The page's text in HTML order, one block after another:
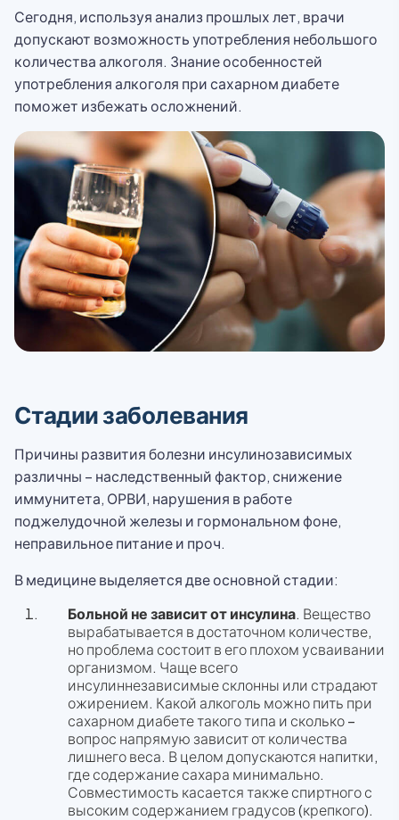
Сегодня, используя анализ прошлых лет, врачи
допускают возможность употребления небольшого
количества алкоголя. Знание особенностей
употребления алкоголя при сахарном диабете
поможет избежать осложнений.
Стадии заболевания
Причины развития болезни инсулинозависимых
различны – наследственный фактор, снижение
иммунитета, ОРВИ, нарушения в работе
поджелудочной железы и гормональном фоне,
неправильное питание и проч.
В медицине выделяется две основной стадии:
Больной не зависит от инсулина. Вещество
вырабатывается в достаточном количестве,
но проблема состоит в его плохом усваивании
организмом. Чаще всего
инсулиннезависимые склонны или страдают
ожирением. Какой алкоголь можно пить при
сахарном диабете такого типа и сколько –
вопрос напрямую зависит от количества
лишнего веса. В целом допускаются напитки,
где содержание сахара минимально.
Совместимость касается также спиртного с
высоким содержанием градусов (крепкого).